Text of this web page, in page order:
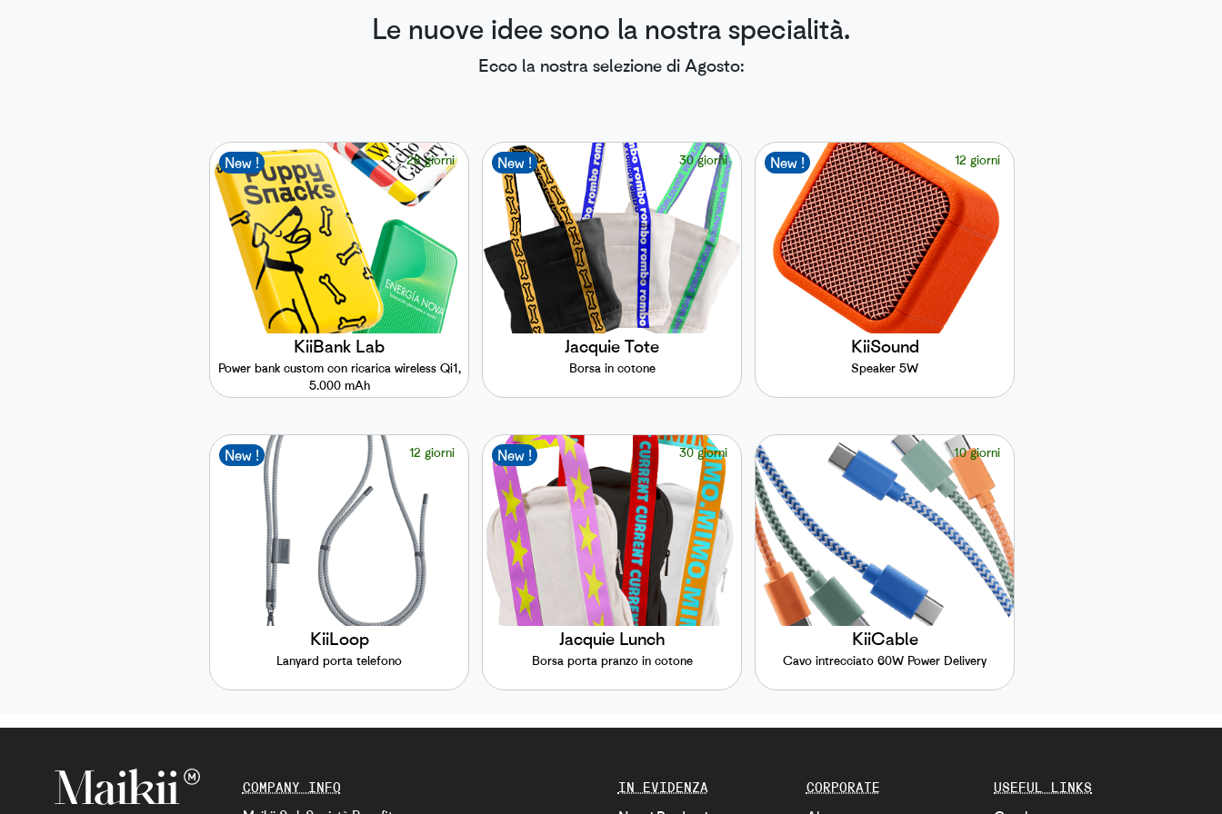
Le nuove idee sono la nostra specialità.
Ecco la nostra selezione di Agosto:
28 giorni
New !
KiiBank Lab
Power bank custom con ricarica wireless Qi1,
5.000 mAh
30 giorni
New !
Jacquie Tote
Borsa in cotone
12 giorni
New !
KiiSound
Speaker 5W
12 giorni
New !
KiiLoop
Lanyard porta telefono
30 giorni
New !
Jacquie Lunch
Borsa porta pranzo in cotone
10 giorni
KiiCable
Cavo intrecciato 60W Power Delivery
COMPANY INFO
IN EVIDENZA CORPORATE USEFUL LINKS